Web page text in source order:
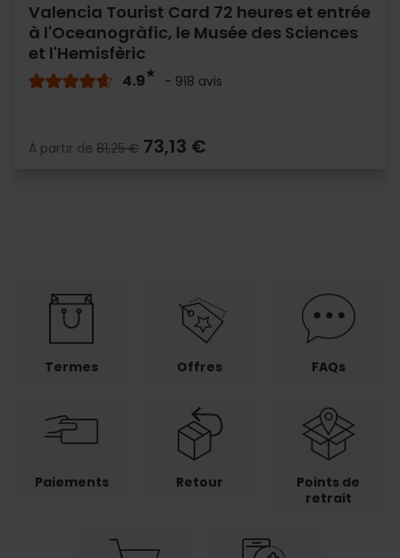
Valencia Tourist Card 72 heures et entrée
à l'Oceanogràfic, le Musée des Sciences
et l'Hemisfèric
4.9 - 918 avis
À partir de 81,25 € 73,13 €
Termes Offres FAQs
Paiements Retour
Points de
retrait